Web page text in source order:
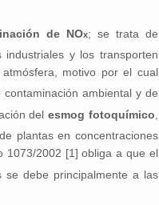
de NOx; se trata de
y los transporten
motivo por el cual
ambiental y de
del esmog fotoquímico
plantas en concentraciones
1073/2002 [1] obliga a que el
debe principalmente a las